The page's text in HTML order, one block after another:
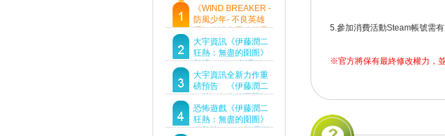
《WIND BREAKER -
防風少年- 不良英雄
譚》傳說中最強的男
人現身！即將顛覆風
鈴高中！
大宇資訊《伊藤潤二
狂熱：無盡的囹圄》
登場 Steam 新品節
首支預告片及遊戲
Demo重磅釋出
大宇資訊全新力作重
磅預告 《伊藤潤二
狂熱：無盡的囹圄》
驚悚亮相 ！伊藤潤二
恐怖世界首度進軍
Steam
恐怖遊戲《伊藤潤二
狂熱：無盡的囹圄》
今登陸Steam 詭異洋
5.參加消費活動Steam帳號需
※官方將保有最終修改權力，